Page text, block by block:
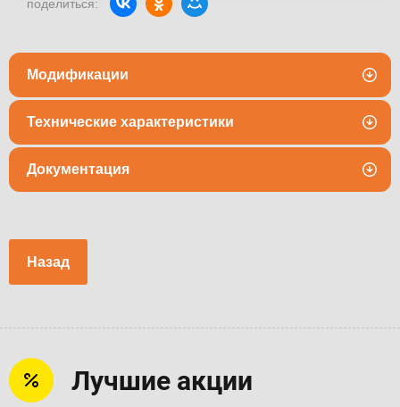
поделиться:
Модификации
Технические характеристики
Документация
Назад
Лучшие акции